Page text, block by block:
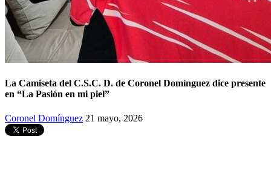
La Camiseta del C.S.C. D. de Coronel Domínguez dice presente
en “La Pasión en mi piel”
Coronel Domínguez 21 mayo, 2026